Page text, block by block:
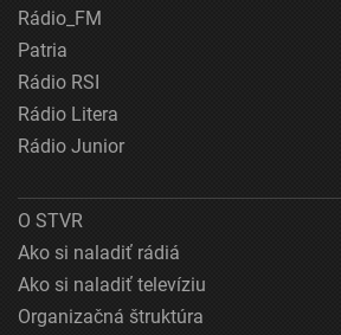
Rádio_FM
Patria
Rádio RSI
Rádio Litera
Rádio Junior
O STVR
Ako si naladiť rádiá
Ako si naladiť televíziu
Organizačná štruktúra